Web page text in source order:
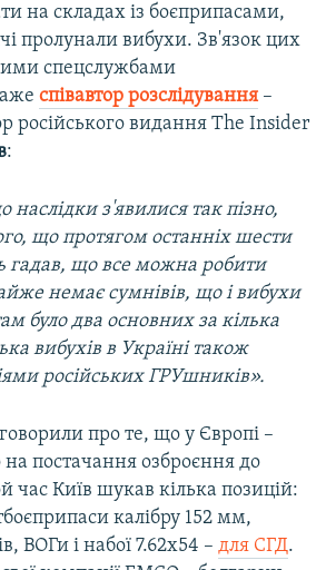
на складах із боєприпасами,
пролунали вибухи. Зв'язок цих
спецслужбами
співавтор розслідування –
російського видання The Insider
:
наслідки з'явилися так пізно,
що протягом останніх шести
гадав, що все можна робити
немає сумнівів, що і вибухи
було два основних за кілька
вибухів в Україні також
російських ГРУшників».
про те, що у Європі –
постачання озброєння до
час Київ шукав кілька позицій:
калібру 152 мм,
ВОГи і набої 7.62х54 – для СГД.